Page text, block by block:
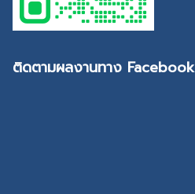
ติดตามผลงานทาง Facebook